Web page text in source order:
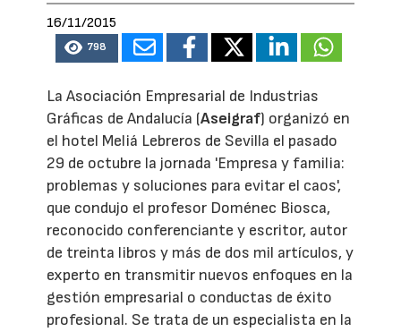
16/11/2015
798
La Asociación Empresarial de Industrias
Gráficas de Andalucía (Aseigraf) organizó en
el hotel Meliá Lebreros de Sevilla el pasado
29 de octubre la jornada 'Empresa y familia:
problemas y soluciones para evitar el caos',
que condujo el profesor Doménec Biosca,
reconocido conferenciante y escritor, autor
de treinta libros y más de dos mil artículos, y
experto en transmitir nuevos enfoques en la
gestión empresarial o conductas de éxito
profesional. Se trata de un especialista en la